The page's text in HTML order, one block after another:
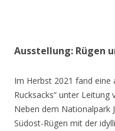
Ausstellung: Rügen
Im Herbst 2021 fand eine
Rucksacks“ unter Leitung
Neben dem Nationalpark
Südost-Rügen mit der